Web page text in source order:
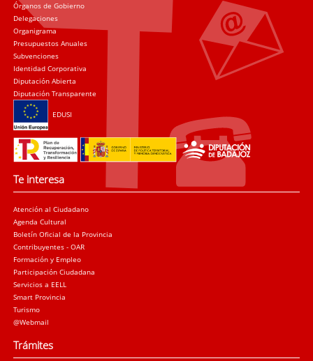
Órganos de Gobierno
Delegaciones
Organigrama
Presupuestos Anuales
Subvenciones
Identidad Corporativa
Diputación Abierta
Diputación Transparente
EDUSI
Te interesa
Atención al Ciudadano
Agenda Cultural
Boletín Oficial de la Provincia
Contribuyentes - OAR
Formación y Empleo
Participación Ciudadana
Servicios a EELL
Smart Provincia
Turismo
@Webmail
Trámites